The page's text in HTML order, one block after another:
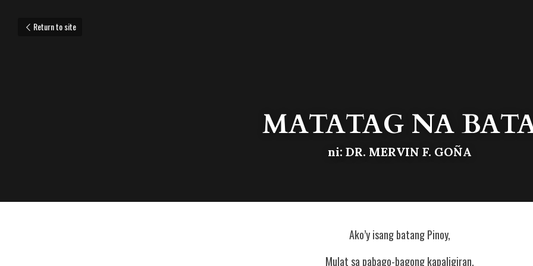
Return to site
MATATAG NA
ni: DR. MERVIN F. GOÑA
Ako’y isang batang Pinoy,
Mulat sa pabago-bagong kapaligiran.